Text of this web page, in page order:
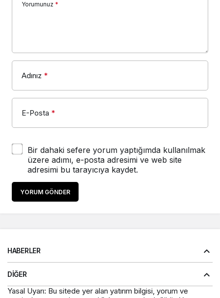
Yorumunuz *
Adınız *
E-Posta *
Bir dahaki sefere yorum yaptığımda kullanılmak
üzere adımı, e-posta adresimi ve web site
adresimi bu tarayıcıya kaydet.
YORUM GÖNDER
HABERLER
DIĞER
Yasal Uyarı: Bu sitede yer alan yatırım bilgisi, yorum ve